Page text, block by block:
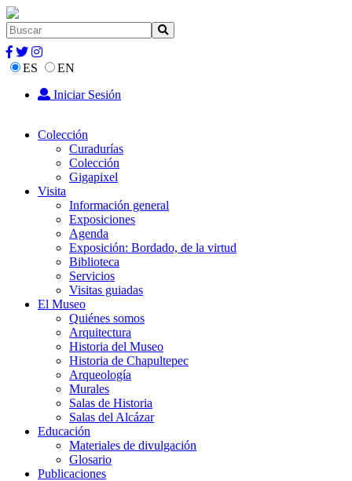
ES
EN
Iniciar Sesión
Colección
Curadurías
Colección
Gigapixel
Visita
Información general
Exposiciones
Agenda
Exposición: Bordado, de la virtud
Biblioteca
Servicios
Visitas guiadas
El Museo
Quiénes somos
Arquitectura
Historia del Museo
Historia de Chapultepec
Arqueología
Murales
Salas de Historia
Salas del Alcázar
Educación
Materiales de divulgación
Glosario
Publicaciones